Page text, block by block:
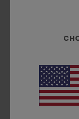
Genou :
dissimulée
Poches
Patch